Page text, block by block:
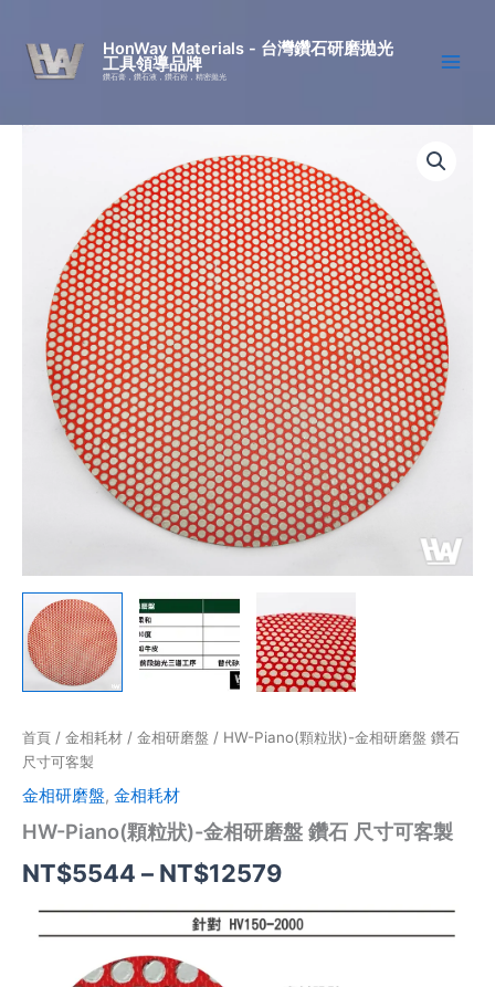
HonWay Materials - 台灣鑽石研磨拋光
工具領導品牌
鑽石膏，鑽石液，鑽石粉，精密拋光
首頁 / 金相耗材 / 金相研磨盤 / HW-Piano(顆粒狀)-金相研磨盤 鑽石
尺寸可客製
金相研磨盤, 金相耗材
HW-Piano(顆粒狀)-金相研磨盤 鑽石 尺寸可客製
NT$5544 – NT$12579
格
範
圍：
NT$5544
到
NT$12579